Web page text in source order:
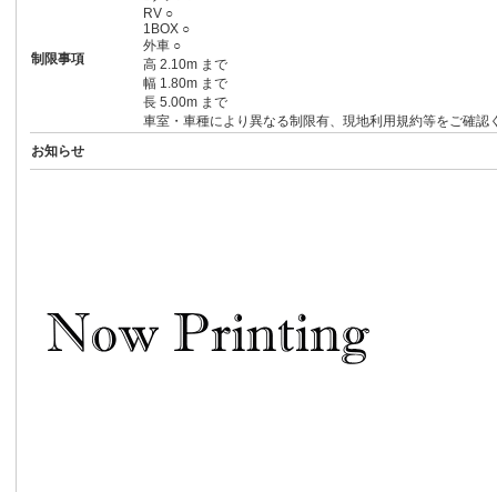
制限事項
RV ○
1BOX ○
外車 ○
高 2.10m まで
幅 1.80m まで
長 5.00m まで
車室・車種により異なる制限有、現地利用規約等をご確認
お知らせ